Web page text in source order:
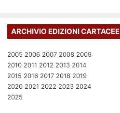
ARCHIVIO EDIZIONI CARTACEE
2005 2006 2007 2008 2009
2010 2011 2012 2013 2014
2015 2016 2017 2018 2019
2020 2021 2022 2023 2024
2025